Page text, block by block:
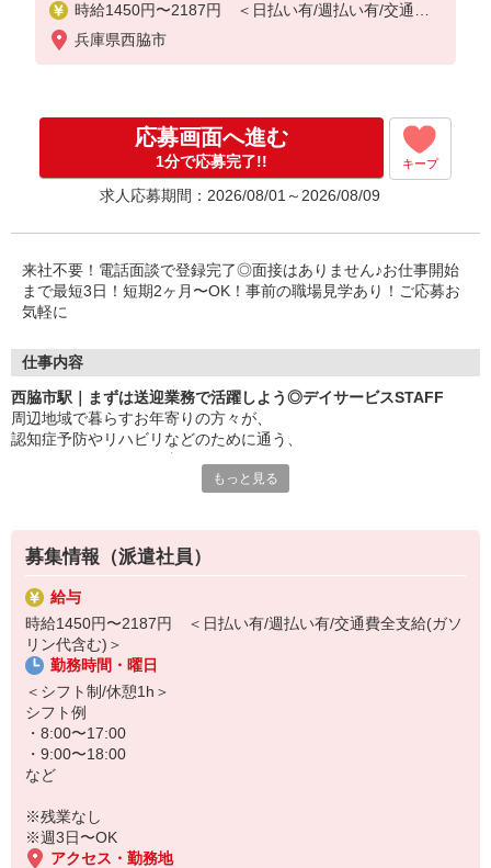
時給1450円〜2187円 ＜日払い有/週払い有/交通費
全支給(ガソリン代含む)＞
兵庫県西脇市
応募画面へ進む
1分で応募完了!! キープ
求人応募期間：2026/08/01～2026/08/09
来社不要！電話面談で登録完了◎面接はありません♪お仕事開始
まで最短3日！短期2ヶ月〜OK！事前の職場見学あり！ご応募お
気軽に
仕事内容
西脇市駅｜まずは送迎業務で活躍しよう◎デイサービスSTAFF
周辺地域で暮らすお年寄りの方々が、
認知症予防やリハビリなどのために通う、
・食事や着替えなどの介助
・レクリエーションのサポート
など
未経験大歓迎！まずは送迎業務でご活躍していただき、徐々に活躍
の場を広げていただきます！
もちろん経験者も大歓迎◎サポート中心なので難しいことは特にあ
りません♪
「働くのは久しぶり…」というブランクがある方もOK！
もっと見る
募集情報（派遣社員）
給与
時給1450円〜2187円 ＜日払い有/週払い有/交通費全支給(ガソ
リン代含む)＞
勤務時間・曜日
＜シフト制/休憩1h＞
シフト例
・8:00〜17:00
・9:00〜18:00
など
※残業なし
※週3日〜OK
アクセス・勤務地